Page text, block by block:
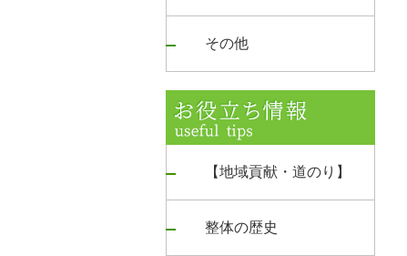
その他
【地域貢献・道のり】
整体の歴史